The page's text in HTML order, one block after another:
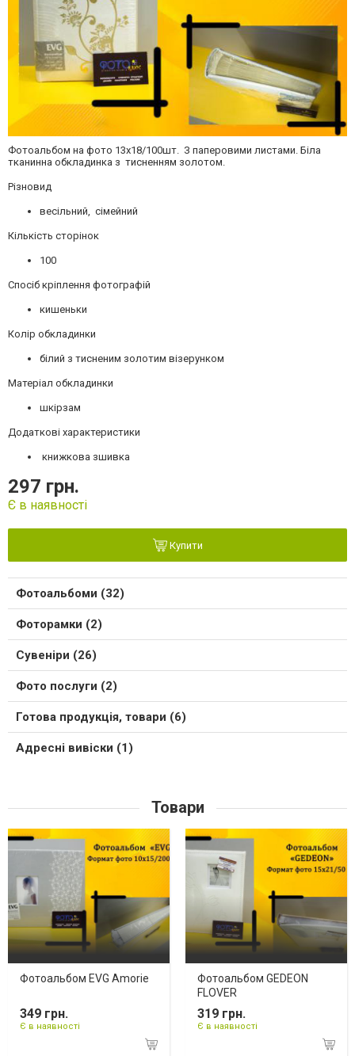
Фотоальбом на фото 13х18/100шт. З паперовими листами. Біла
тканинна обкладинка з тисненням золотом.
Різновид
весільний, сімейний
Кількість сторінок
100
Спосіб кріплення фотографій
кишеньки
Колір обкладинки
білий з тисненим золотим візерунком
Матеріал обкладинки
шкірзам
Додаткові характеристики
книжкова зшивка
297 грн.
Є в наявності
Купити
Фотоальбоми (32)
Фоторамки (2)
Сувеніри (26)
Фото послуги (2)
Готова продукція, товари (6)
Адресні вивіски (1)
Товари
Фотоальбом EVG Amorie
349 грн.
Є в наявності
Фотоальбом GEDEON
FLOVER
319 грн.
Є в наявності